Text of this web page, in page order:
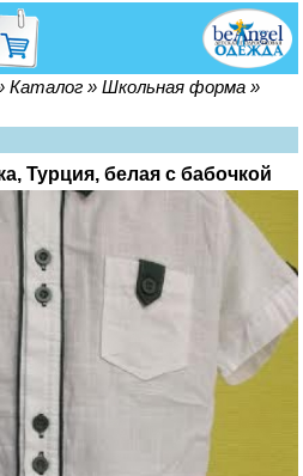
Каталог » Школьная форма »
Турция, белая с бабочкой